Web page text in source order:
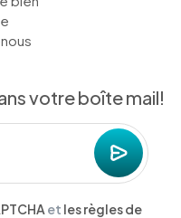
votre boîte mail!
et les règles de